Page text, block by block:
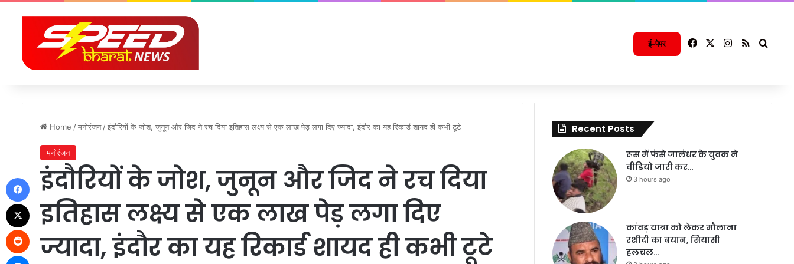
ई-पेपर FacebookInstagram
RSS
Home /मनोरंजन /इंदौरियों के जोश, जुनून और जिद ने रच दिया इतिहास लक्ष्य से एक लाख पेड़ लगा दिए ज्यादा, इंदौर का यह रिकार्ड शायद ही कभी टूटे
मनोरंजन
इंदौरियों के जोश, जुनून और जिद ने रच दिया
इतिहास लक्ष्य से एक लाख पेड़ लगा दिए
ज्यादा, इंदौर का यह रिकार्ड शायद ही कभी टूटे
Recent Posts
रूस में फंसे जालंधर के युवक ने
वीडियो जारी कर…
3 hours ago
कांवड़ यात्रा को लेकर मौलाना
रशीदी का बयान, सियासी
हलचल…
Facebook
Messenger